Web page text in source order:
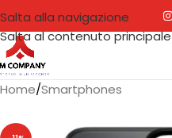
Salta alla navigazione
Salta al contenuto principale
Home/Smartphones